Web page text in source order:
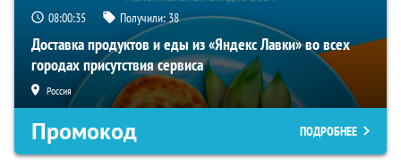
08:00:35 Получили:38
Доставка продуктов и еды из «Яндекс Лавки» во всех
городах присутствия сервиса
Россия
Промокод ПОДРОБНЕЕ